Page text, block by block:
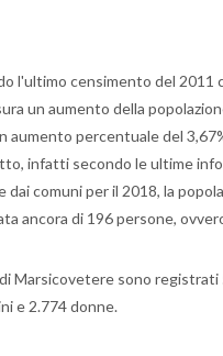
l'ultimo censimento del 2011
un aumento della
aumento percentuale del
infatti secondo le ultime
dai comuni per il 2018, la
ancora di 196 persone,
Marsicovetere sono registrati
e 2.774 donne.